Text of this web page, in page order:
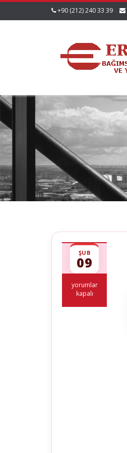
+90 (212) 240 33 39
ŞUB
09
Vergi
Usul
yorumlar
kapalı